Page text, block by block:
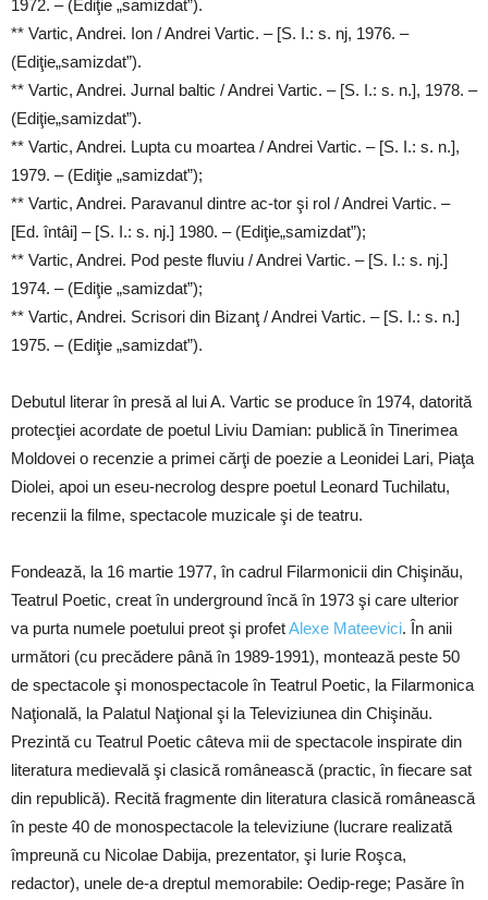
1972. – (Ediţie „samizdat”).
** Vartic, Andrei. Ion / Andrei Vartic. – [S. I.: s. nj, 1976. –
(Ediţie„samizdat”).
** Vartic, Andrei. Jurnal baltic / Andrei Vartic. – [S. I.: s. n.], 1978. –
(Ediţie„samizdat”).
** Vartic, Andrei. Lupta cu moartea / Andrei Vartic. – [S. I.: s. n.],
1979. – (Ediţie „samizdat”);
** Vartic, Andrei. Paravanul dintre ac-tor şi rol / Andrei Vartic. –
[Ed. întâi] – [S. I.: s. nj.] 1980. – (Ediţie„samizdat”);
** Vartic, Andrei. Pod peste fluviu / Andrei Vartic. – [S. I.: s. nj.]
1974. – (Ediţie „samizdat”);
** Vartic, Andrei. Scrisori din Bizanţ / Andrei Vartic. – [S. I.: s. n.]
1975. – (Ediţie „samizdat”).
Debutul literar în presă al lui A. Vartic se produce în 1974, datorită
protecţiei acordate de poetul Liviu Damian: publică în Tinerimea
Moldovei o recenzie a primei cărţi de poezie a Leonidei Lari, Piaţa
Diolei, apoi un eseu-necrolog despre poetul Leonard Tuchilatu,
recenzii la filme, spectacole muzicale şi de teatru.
Fondează, la 16 martie 1977, în cadrul Filarmonicii din Chişinău,
Teatrul Poetic, creat în underground încă în 1973 şi care ulterior
va purta numele poetului preot şi profetAlexe Mateevici. În anii
următori (cu precădere până în 1989-1991), montează peste 50
de spectacole şi monospectacole în Teatrul Poetic, la Filarmonica
Naţională, la Palatul Naţional şi la Televiziunea din Chişinău.
Prezintă cu Teatrul Poetic câteva mii de spectacole inspirate din
literatura medievală şi clasică românească (practic, în fiecare sat
din republică). Recită fragmente din literatura clasică românească
în peste 40 de monospectacole la televiziune (lucrare realizată
împreună cu Nicolae Dabija, prezentator, şi Iurie Roşca,
redactor), unele de-a dreptul memorabile: Oedip-rege; Pasăre în